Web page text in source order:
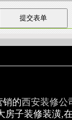
销的西安装修公
房子装修装潢,